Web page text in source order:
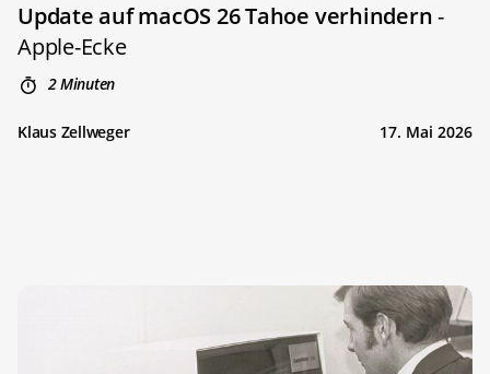
Update auf macOS 26 Tahoe verhindern-
Apple-Ecke
2 Minuten
Klaus Zellweger 17. Mai 2026